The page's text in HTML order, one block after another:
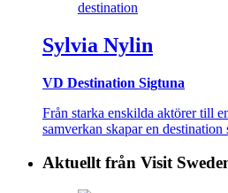
Sylvia Nylin
VD Destination Sigtuna
Från starka enskilda aktörer till
samverkan skapar en destination
Aktuellt från Visit